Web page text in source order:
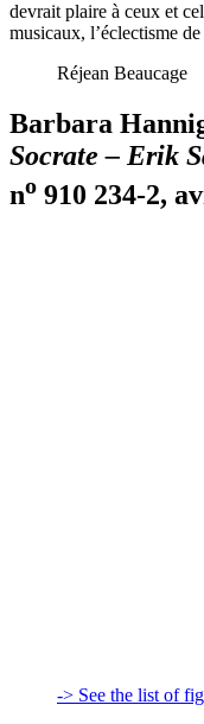
devrait plaire à ceux et
musicaux, l’éclectisme
Réjean Beaucage
Barbara
Socrate – Erik
no 910 234-2,
-> See the list of